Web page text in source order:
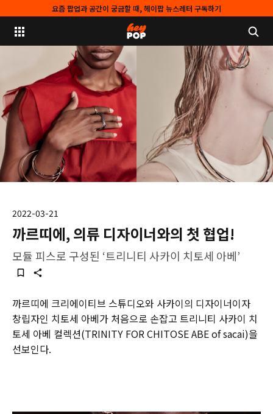
요즘 팝업과 공간이 궁금할 때, 헤이팝 뉴스레터 구독하기
2022-03-21
까르띠에, 의류 디자이너와의 첫 협업!
모듈 피스로 구성된 ‘트리니티 사카이 치토세 아베’
까르띠에 크리에이티브 스튜디오와 사카이의 디자이너이자
창립자인 치토세 아베가 처음으로 손잡고 트리니티 사카이 치
토세 아베 컬렉션(TRINITY FOR CHITOSE ABE of sacai)을
선보인다.